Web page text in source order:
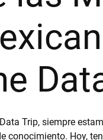
Trip, siempre
conocimiento. Hoy,